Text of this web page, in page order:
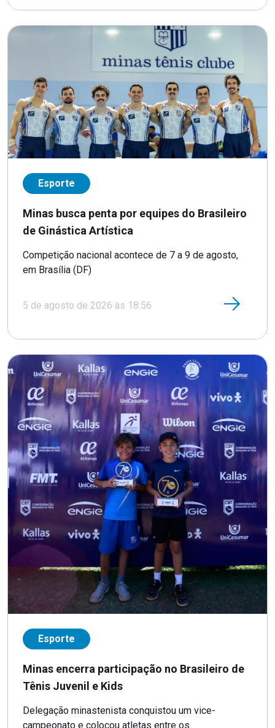
Esporte
Minas busca penta por equipes do Brasileiro
de Ginástica Artística
Competição nacional acontece de 7 a 9 de agosto,
em Brasília (DF)
5 de agosto de 2026 às 18:56
Esporte
Minas encerra participação no Brasileiro de
Tênis Juvenil e Kids
Delegação minastenista conquistou um vice-
campeonato e colocou atletas entre os